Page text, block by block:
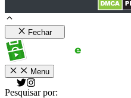
Fechar
Menu
Pesquisar por: